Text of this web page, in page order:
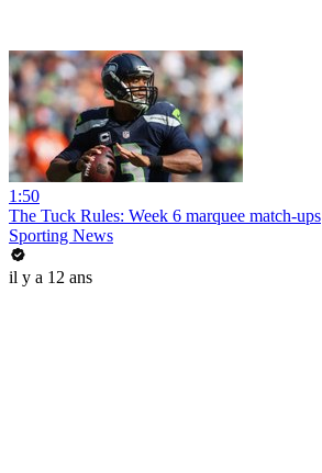
1:50
The Tuck Rules: Week 6 marquee match-ups
Sporting News
il y a 12 ans